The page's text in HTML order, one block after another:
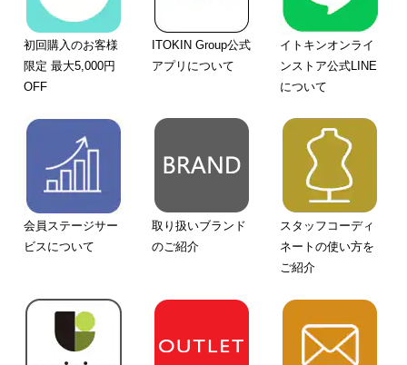
初回購入のお客様
限定 最大5,000円
OFF
ITOKIN Group公式
アプリについて
イトキンオンライ
ンストア公式LINE
について
会員ステージサー
ビスについて
取り扱いブランド
のご紹介
スタッフコーディ
ネートの使い方を
ご紹介